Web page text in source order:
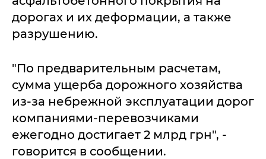
дорогах и их деформации, а также
разрушению.
"По предварительным расчетам,
сумма ущерба дорожного хозяйства
из-за небрежной эксплуатации дорог
компаниями-перевозчиками
ежегодно достигает 2 млрд грн", -
говорится в сообщении.